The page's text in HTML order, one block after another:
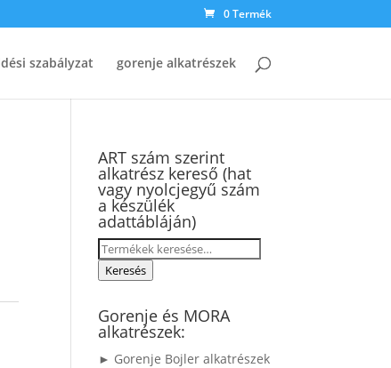
0 Termék
szabályzat gorenje alkatrészek
ART szám szerint
alkatrész kereső (hat
vagy nyolcjegyű szám
a készülék
adattábláján)
Keresés
a Keresés
Gorenje és MORA
alkatrészek:
► Gorenje Bojler alkatrészek